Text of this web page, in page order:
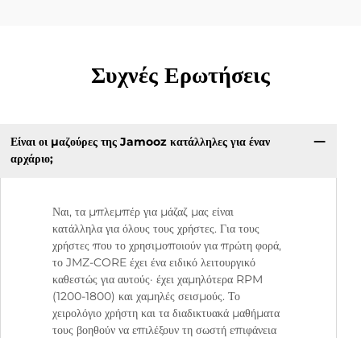
Συχνές Ερωτήσεις
Είναι οι μαζούρες της Jamooz κατάλληλες για έναν
αρχάριο;
Ναι, τα μπλεμπέρ για μάζαζ μας είναι
κατάλληλα για όλους τους χρήστες. Για τους
χρήστες που το χρησιμοποιούν για πρώτη φορά,
το JMZ-CORE έχει ένα ειδικό λειτουργικό
καθεστώς για αυτούς· έχει χαμηλότερα RPM
(1200-1800) και χαμηλές σεισμούς. Το
χειρολόγιο χρήστη και τα διαδικτυακά μαθήματα
τους βοηθούν να επιλέξουν τη σωστή επιφάνεια